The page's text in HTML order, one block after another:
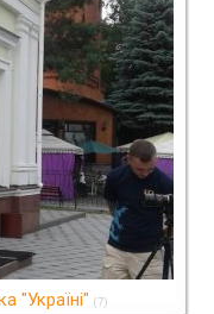
"Україні" (7)